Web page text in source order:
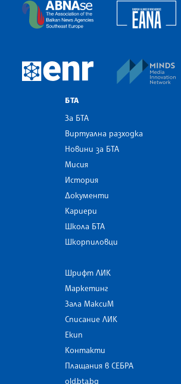
The Assocoation of the
European Newsroom
БТА
За БТА
Виртуална разходка
Новини за БТА
Мисия
История
Документи
Кариери
Школа БТА
Шкорпиловци
Шрифт ЛИК
Маркетинг
Зала МаксиМ
Списание ЛИК
Екип
Контакти
Плащания в СЕБРА
old.bta.bg